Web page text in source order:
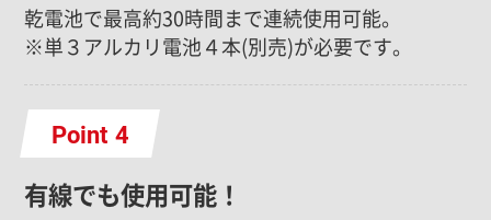
乾電池で最高約30時間まで連続使用可能。
※単３アルカリ電池４本(別売)が必要です。
Point
有線でも使用可能！